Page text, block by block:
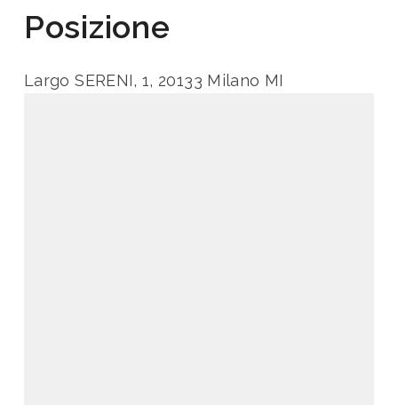
Posizione
Largo SERENI, 1, 20133 Milano MI